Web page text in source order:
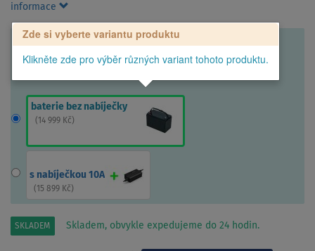
informace
Zde si vyberte variantu produktu
Klikněte zde pro výběr různých variant tohoto produktu.
baterie bez nabíječky
( 14 999 Kč)
s nabíječkou 10A
( 15 899 Kč)
SKLADEM Skladem, obvykle expedujeme do 24 hodin.